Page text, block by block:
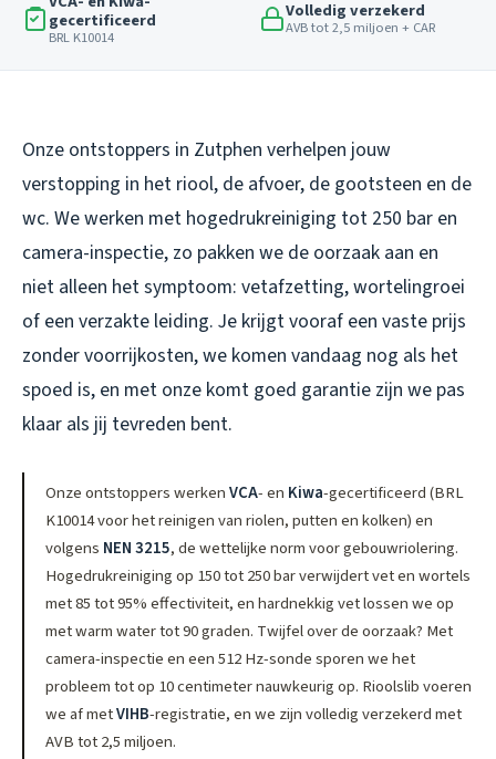
gecertificeerd
BRL K10014
Volledig verzekerd
AVB tot 2,5 miljoen + CAR
Onze ontstoppers in Zutphen verhelpen jouw
verstopping in het riool, de afvoer, de gootsteen en de
wc. We werken met hogedrukreiniging tot 250 bar en
camera-inspectie, zo pakken we de oorzaak aan en
niet alleen het symptoom: vetafzetting, wortelingroei
of een verzakte leiding. Je krijgt vooraf een vaste prijs
zonder voorrijkosten, we komen vandaag nog als het
spoed is, en met onze komt goed garantie zijn we pas
klaar als jij tevreden bent.
Onze ontstoppers werkenVCA- en Kiwa-gecertificeerd (BRL
K10014 voor het reinigen van riolen, putten en kolken) en
volgens NEN 3215, de wettelijke norm voor gebouwriolering.
Hogedrukreiniging op 150 tot 250 bar verwijdert vet en wortels
met 85 tot 95% effectiviteit, en hardnekkig vet lossen we op
met warm water tot 90 graden. Twijfel over de oorzaak? Met
camera-inspectie en een 512 Hz-sonde sporen we het
probleem tot op 10 centimeter nauwkeurig op. Rioolslib voeren
we af metVIHB-registratie, en we zijn volledig verzekerd met
AVB tot 2,5 miljoen.